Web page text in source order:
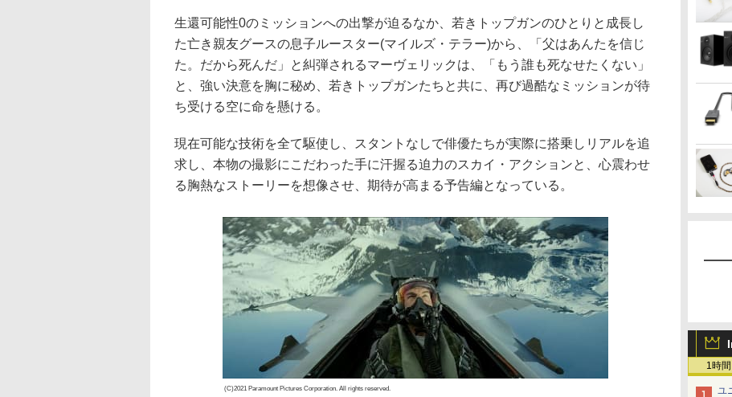
1時間
ユ
生還可能性0のミッションへの出撃が迫るなか、若きトップガンのひとりと成長し
た亡き親友グースの息子ルースター(マイルズ・テラー)から、「父はあんたを信じ
た。だから死んだ」と糾弾されるマーヴェリックは、「もう誰も死なせたくない」
と、強い決意を胸に秘め、若きトップガンたちと共に、再び過酷なミッションが待
ち受ける空に命を懸ける。
現在可能な技術を全て駆使し、スタントなしで俳優たちが実際に搭乗しリアルを追
求し、本物の撮影にこだわった手に汗握る迫力のスカイ・アクションと、心震わせ
る胸熱なストーリーを想像させ、期待が高まる予告編となっている。
(C)2021 Paramount Pictures Corporation. All rights reserved.